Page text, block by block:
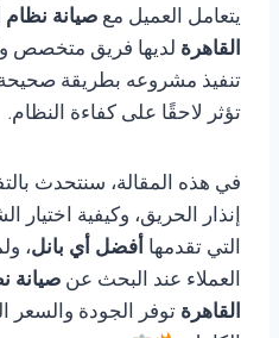
يتعامل العميل مع
القاهرة لديها فريق متخصص
تنفيذ مشروعه بطريقة
تؤثر لاحقًا على كفاءة النظام.
في هذه المقالة، سنتحدث
إنذار الحريق، وكيفية اختيار
التي تقدمها أفضل أي بانل،
العملاء عند البحث عن
القاهرة توفر الجودة والسعر